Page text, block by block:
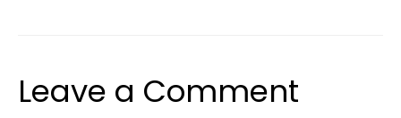
Leave a Comment